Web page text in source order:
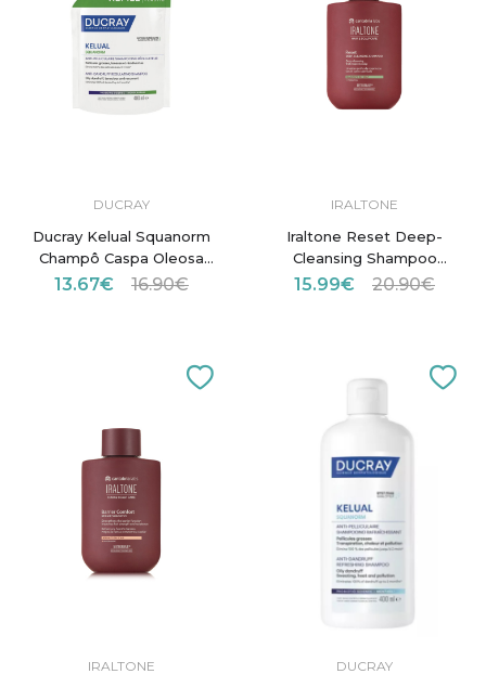
DUCRAY
Ducray Kelual Squanorm
Champô Caspa Oleosa
400ml Recarga
13.67€ 16.90€
IRALTONE
Iraltone Reset Deep-
Cleansing Shampoo
Balanced To Oily Scalp
15.99€ 20.90€
IRALTONE DUCRAY